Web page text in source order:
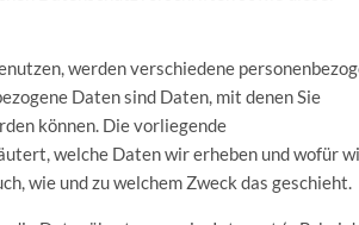
werden verschiedene
Daten sind Daten, mit denen Sie
können. Die vorliegende
welche Daten wir erheben und wofür
wie und zu welchem Zweck das geschieht.